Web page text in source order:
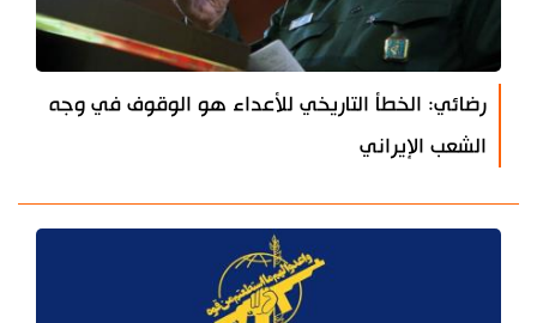
رضائي: الخطأ التاريخي للأعداء هو الوقوف في وجه
الشعب الإيراني